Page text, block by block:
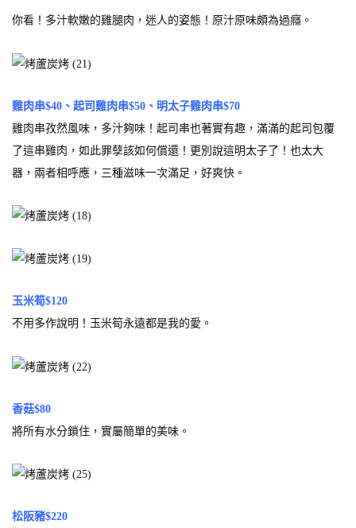
你看！多汁軟嫩的雞腿肉，迷人的姿態！原汁原味頗為過癮。
雞肉串$40、起司雞肉串$50、明太子雞肉串$70
雞肉串孜然風味，多汁夠味！起司串也著實有趣，滿滿的起司包覆
了這串雞肉，如此罪孽該如何償還！更別說這明太子了！也太大
器，兩者相呼應，三種滋味一次滿足，好爽快。
玉米筍$120
不用多作說明！玉米筍永遠都是我的愛。
香菇$80
將所有水分鎖住，實屬簡單的美味。
松阪豬$220